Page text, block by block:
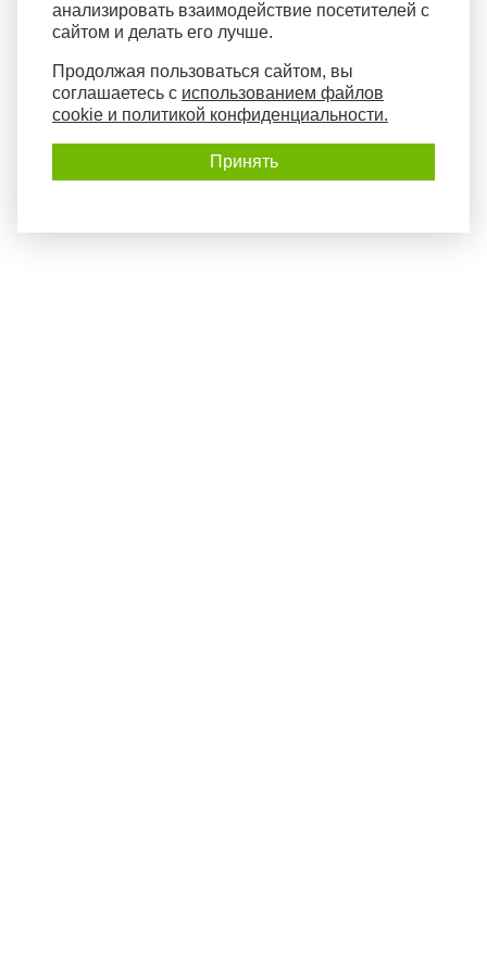
анализировать взаимодействие посетителей с
сайтом и делать его лучше.
Продолжая пользоваться сайтом, вы
соглашаетесь с использованием файлов
cookie и политикой конфиденциальности.
Принять